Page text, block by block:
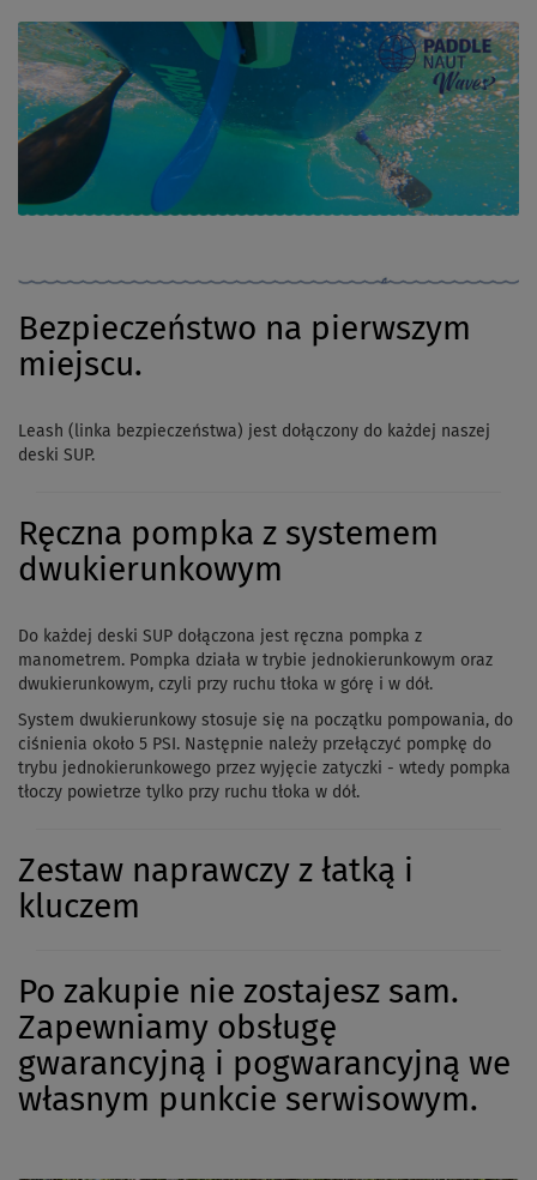
Bezpieczeństwo na pierwszym
miejscu.
Leash (linka bezpieczeństwa) jest dołączony do każdej naszej
deski SUP.
Ręczna pompka z systemem
dwukierunkowym
Do każdej deski SUP dołączona jest ręczna pompka z
manometrem. Pompka działa w trybie jednokierunkowym oraz
dwukierunkowym, czyli przy ruchu tłoka w górę i w dół.
System dwukierunkowy stosuje się na początku pompowania, do
ciśnienia około 5 PSI. Następnie należy przełączyć pompkę do
trybu jednokierunkowego przez wyjęcie zatyczki - wtedy pompka
tłoczy powietrze tylko przy ruchu tłoka w dół.
Zestaw naprawczy z łatką i
kluczem
Po zakupie nie zostajesz sam.
Zapewniamy obsługę
gwarancyjną i pogwarancyjną we
własnym punkcie serwisowym.